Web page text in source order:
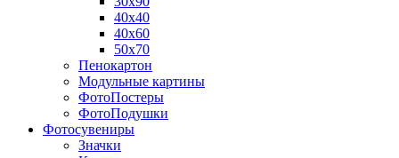
40х40
40х60
50х70
Пенокартон
Модульные картины
ФотоПостеры
ФотоПодушки
Фотоcувениры
Значки